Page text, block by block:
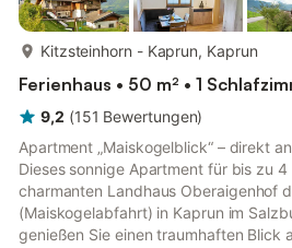
Kitzsteinhorn - Kaprun, Kaprun
Ferienhaus • 50 m² • 1
9,2 (151 Bewertungen)
Apartment „Maiskogelblick“ – direkt
Dieses sonnige Apartment für bis zu
charmanten Landhaus Oberaigenhof
(Maiskogelabfahrt) in Kaprun im
genießen Sie einen traumhaften Blick